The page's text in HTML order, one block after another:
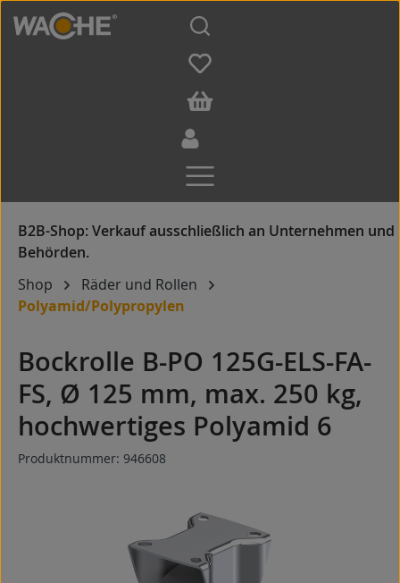
Zum Hauptinhalt springen
Shop
Räder und Rollen
Polyamid/Polypropylen
Bockrolle B-PO 125G-ELS-FA-
FS, Ø 125 mm, max. 250 kg,
hochwertiges Polyamid 6
Produktnummer: 946608